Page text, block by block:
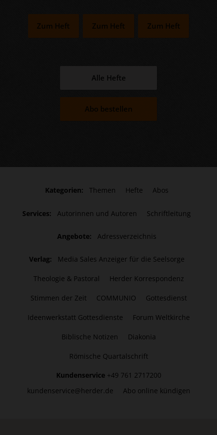
Zum Heft Zum Heft Zum Heft
Alle Hefte
Abo bestellen
Kategorien: Themen Hefte Abos
Services: Autorinnen und Autoren Schriftleitung
Angebote: Adressverzeichnis
Verlag: Media Sales Anzeiger für die Seelsorge
Theologie & Pastoral Herder Korrespondenz
Stimmen der Zeit COMMUNIO Gottesdienst
Ideenwerkstatt Gottesdienste Forum Weltkirche
Biblische Notizen Diakonia
Römische Quartalschrift
Kundenservice +49 761 2717200
kundenservice@herder.de
Abo online kündigen